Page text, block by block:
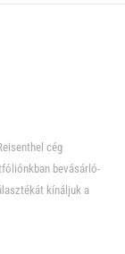
cég
bevásárló-
kínáljuk a